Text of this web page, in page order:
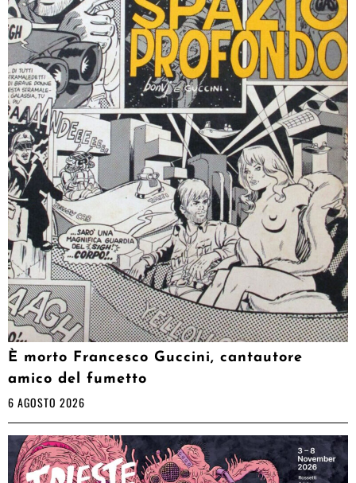
È morto Francesco Guccini, cantautore
amico del fumetto
6 AGOSTO 2026